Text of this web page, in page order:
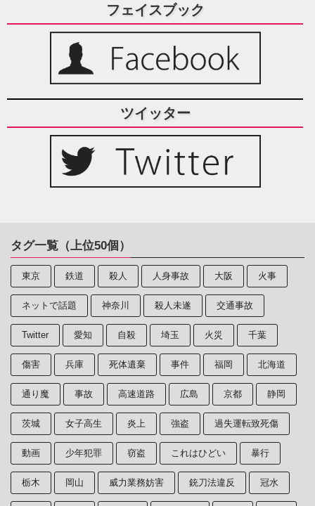
フェイスブック
ツイッター
タグ一覧（上位50個）
東京 鉄道 殺人 人身事故 大阪 火事
ネットで話題 神奈川 殺人未遂 交通事故
Twitter 愛知 自殺 埼玉 火災 千葉
傷害 兵庫 死体遺棄 事件 福岡 北海道
通り魔 事故 高速道路 広島 京都 静岡
茨城 女子高生 炎上 強盗 過失運転致死傷
動画 少年犯罪 窃盗 これはひどい 暴行
栃木 岡山 威力業務妨害 銃刀法違反 冠水